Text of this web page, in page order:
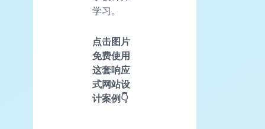
学习。
点击图片
免费使用
这套响应
式网站设
计案例👇